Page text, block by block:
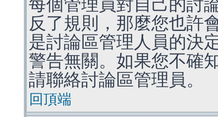
每個管理員對自己的討
反了規則，那麼您也許
是討論區管理人員的決
警告無關。如果您不確
請聯絡討論區管理員。
回頂端